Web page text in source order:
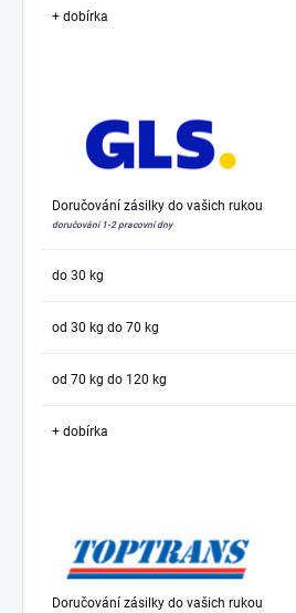
+ dobírka
Doručování zásilky do vašich rukou
doručování 1-2 pracovní dny
do 30 kg
od 30 kg do 70 kg
od 70 kg do 120 kg
+ dobírka
Doručování zásilky do vašich rukou